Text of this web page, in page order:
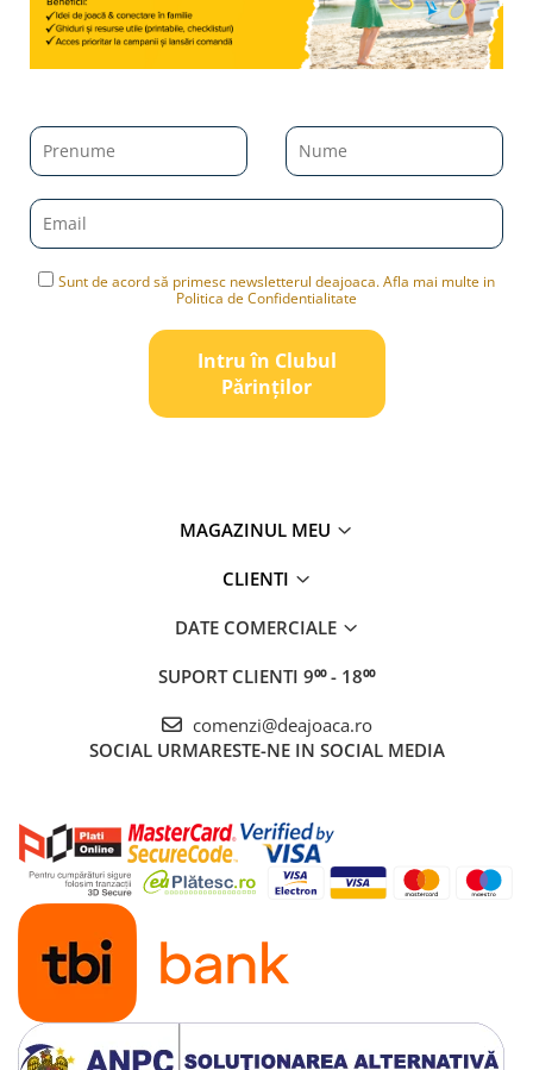
Sunt de acord să primesc newsletterul deajoaca. Afla mai multe in
Politica de Confidentialitate
Intru în Clubul
Pǎrinților
MAGAZINUL MEU
CLIENTI
DATE COMERCIALE
SUPORT CLIENTI 9⁰⁰ - 18⁰⁰
comenzi@deajoaca.ro
SOCIAL URMARESTE-NE IN SOCIAL MEDIA